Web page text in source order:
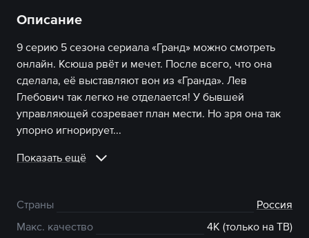
Описание
9 серию 5 сезона сериала «Гранд» можно смотреть
онлайн. Ксюша рвёт и мечет. После всего, что она
сделала, её выставляют вон из «Гранда». Лев
Глебович так легко не отделается! У бывшей
управляющей созревает план мести. Но зря она так
упорно игнорирует...
Показать ещё
Страны
Россия
Макс. качество
4К (только на ТВ)